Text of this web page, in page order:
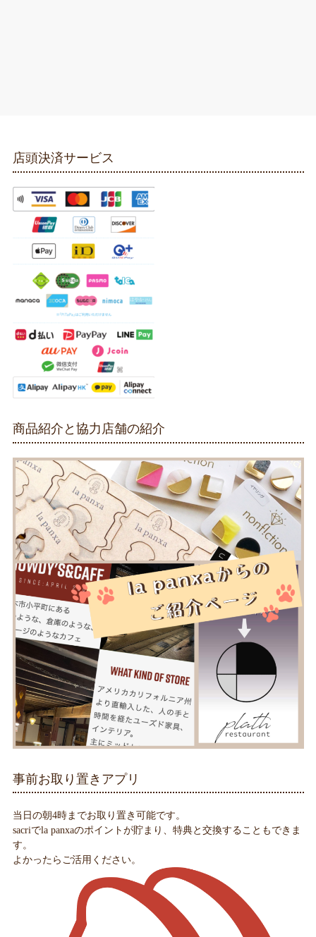
店頭決済サービス
商品紹介と協力店舗の紹介
事前お取り置きアプリ
当日の朝4時までお取り置き可能です。
sacriでla panxaのポイントが貯まり、特典と交換することもできま
す。
よかったらご活用ください。